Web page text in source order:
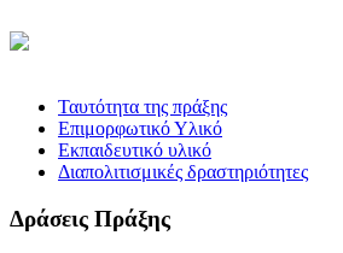
Ταυτότητα της πράξης
Επιμορφωτικό Υλικό
Εκπαιδευτικό υλικό
Διαπολιτισμικές δραστηριότητες
Δράσεις Πράξης